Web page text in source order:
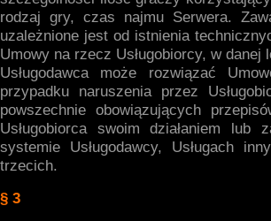
rodzaj gry, czas najmu Serwera.
uzależnione jest od istnienia
Umowy na rzecz Usługobiorcy, w danej
Usługodawca może rozwiązać
przypadku naruszenia przez
powszechnie obowiązujących
Usługobiorca swoim działaniem lub
systemie Usługodawcy, Usługach
trzecich.
§ 3